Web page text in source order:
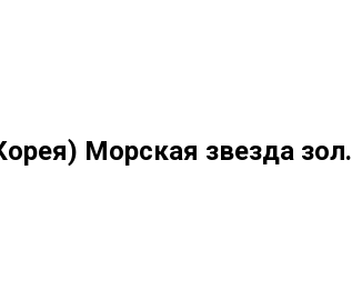
Морская звезда зол.